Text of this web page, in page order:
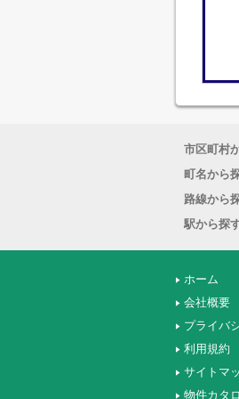
市区町村
町名から
路線から
駅から探
ホーム
会社概要
プライバ
利用規約
サイトマ
物件カタ